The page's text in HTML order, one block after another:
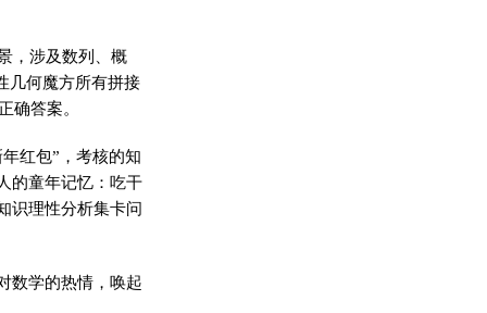
，涉及数列、概
几何魔方所有拼接
确答案。
红包”，考核的知
的童年记忆：吃干
识理性分析集卡问
数学的热情，唤起